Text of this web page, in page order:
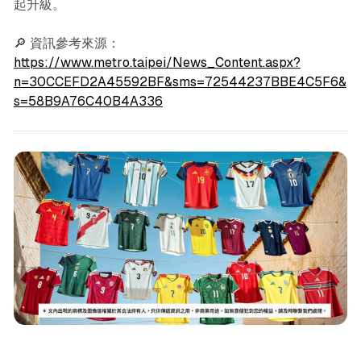
起升級。
🔎 資訊參考來源：
https://www.metro.taipei/News_Content.aspx?
n=30CCEFD2A45592BF&sms=72544237BBE4C5F6&
s=58B9A76C40B4A336